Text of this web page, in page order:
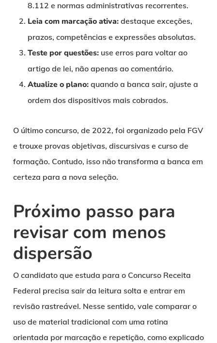
8.112 e normas administrativas recorrentes.
Leia com marcação ativa:destaque exceções,
prazos, competências e expressões absolutas.
Teste por questões:use erros para voltar ao
artigo de lei, não apenas ao comentário.
Atualize o plano:quando a banca sair, ajuste a
ordem dos dispositivos mais cobrados.
O último concurso, de 2022, foi organizado pela FGV
e trouxe provas objetivas, discursivas e curso de
formação. Contudo, isso não transforma a banca em
certeza para a nova seleção.
Próximo passo para
revisar com menos
dispersão
O candidato que estuda para o Concurso Receita
Federal precisa sair da leitura solta e entrar em
revisão rastreável. Nesse sentido, vale comparar o
uso de material tradicional com uma rotina
orientada por marcação e repetição, como explicado